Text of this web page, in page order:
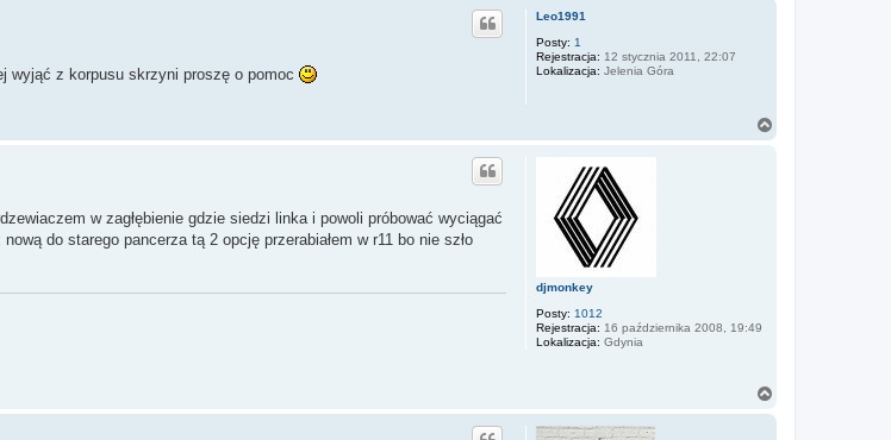
Leo1991
Posty: 1
Rejestracja: 12 stycznia 2011, 22:07
Lokalizacja: Jelenia Góra
wyjąć z korpusu skrzyni proszę o pomoc
djmonkey
Posty: 1012
Rejestracja: 16 października 2008, 19:49
Lokalizacja: Gdynia
w zagłębienie gdzie siedzi linka i powoli próbować wyciągać
do starego pancerza tą 2 opcję przerabiałem w r11 bo nie szło